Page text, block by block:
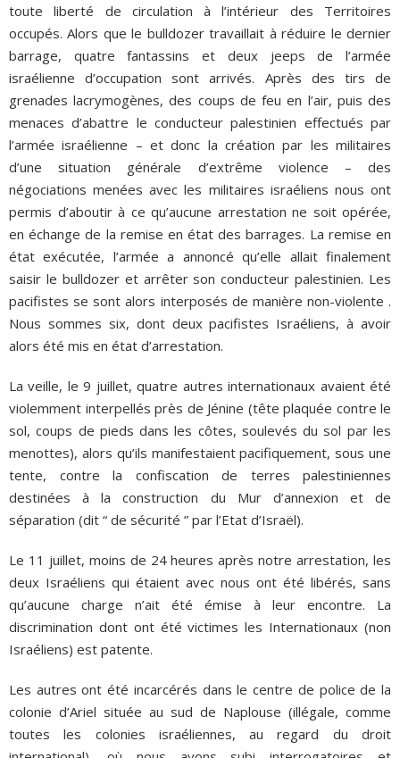
toute liberté de circulation à l’intérieur des Territoires
occupés. Alors que le bulldozer travaillait à réduire le dernier
barrage, quatre fantassins et deux jeeps de l’armée
israélienne d’occupation sont arrivés. Après des tirs de
grenades lacrymogènes, des coups de feu en l’air, puis des
menaces d’abattre le conducteur palestinien effectués par
l’armée israélienne – et donc la création par les militaires
d’une situation générale d’extrême violence – des
négociations menées avec les militaires israéliens nous ont
permis d’aboutir à ce qu’aucune arrestation ne soit opérée,
en échange de la remise en état des barrages. La remise en
état exécutée, l’armée a annoncé qu’elle allait finalement
saisir le bulldozer et arrêter son conducteur palestinien. Les
pacifistes se sont alors interposés de manière non-violente .
Nous sommes six, dont deux pacifistes Israéliens, à avoir
alors été mis en état d’arrestation.
La veille, le 9 juillet, quatre autres internationaux avaient été
violemment interpellés près de Jénine (tête plaquée contre le
sol, coups de pieds dans les côtes, soulevés du sol par les
menottes), alors qu’ils manifestaient pacifiquement, sous une
tente, contre la confiscation de terres palestiniennes
destinées à la construction du Mur d’annexion et de
séparation (dit “ de sécurité ” par l’Etat d’Israël).
Le 11 juillet, moins de 24 heures après notre arrestation, les
deux Israéliens qui étaient avec nous ont été libérés, sans
qu’aucune charge n’ait été émise à leur encontre. La
discrimination dont ont été victimes les Internationaux (non
Israéliens) est patente.
Les autres ont été incarcérés dans le centre de police de la
colonie d’Ariel située au sud de Naplouse (illégale, comme
toutes les colonies israéliennes, au regard du droit